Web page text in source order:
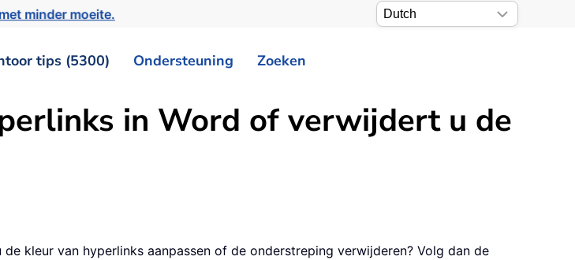
minder moeite.
tips (5300) Ondersteuning Zoeken
in Word of verwijdert u de
kleur van hyperlinks aanpassen of de onderstreping verwijderen? Volg dan de